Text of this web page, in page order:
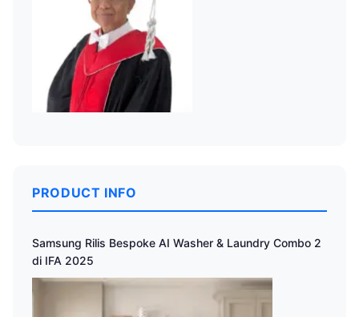
PRODUCT INFO
Samsung Rilis Bespoke AI Washer & Laundry Combo 2
di IFA 2025